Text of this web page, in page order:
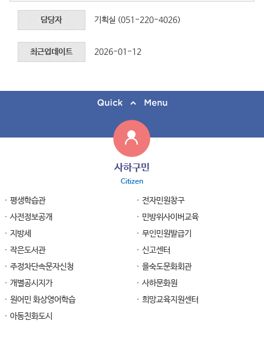
담당자 기획실 (051-220-4026)
최근업데이트 2026-01-12
사하구민
Citizen
평생학습관
전자민원창구
사전정보공개
민방위사이버교육
지방세
무인민원발급기
작은도서관
신고센터
주정차단속문자신청
을숙도문화회관
개별공시지가
사하문화원
원어민 화상영어학습
희망교육지원센터
아동친화도시